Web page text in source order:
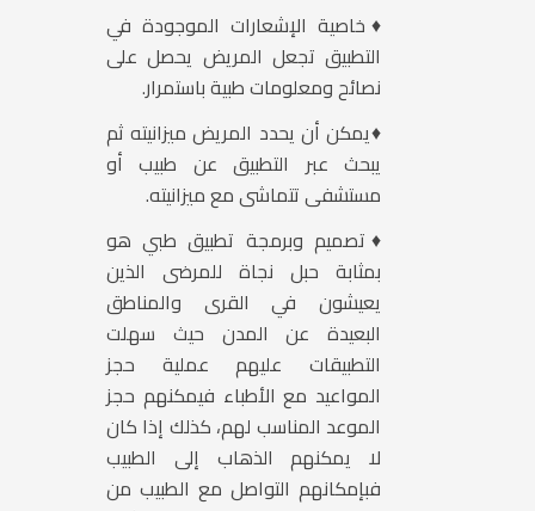
♦خاصية الإشعارات الموجودة في
التطبيق تجعل المريض يحصل على
نصائح ومعلومات طبية باستمرار.
♦يمكن أن يحدد المريض ميزانيته ثم
يبحث عبر التطبيق عن طبيب أو
مستشفى تتماشى مع ميزانيته.
♦تصميم وبرمجة تطبيق طبي هو
بمثابة حبل نجاة للمرضى الذين
يعيشون في القرى والمناطق
البعيدة عن المدن حيث سهلت
التطبيقات عليهم عملية حجز
المواعيد مع الأطباء فيمكنهم حجز
الموعد المناسب لهم، كذلك إذا كان
لا يمكنهم الذهاب إلى الطبيب
فبإمكانهم التواصل مع الطبيب من